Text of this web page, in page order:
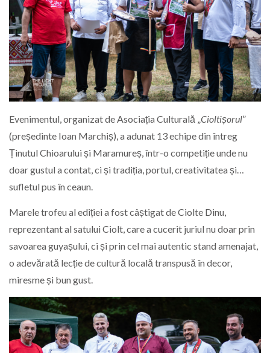
Evenimentul, organizat de Asociația Culturală „ Cioltișorul”
(președinte Ioan Marchiș), a adunat 13 echipe din întreg
Ținutul Chioarului și Maramureș, într-o competiție unde nu
doar gustul a contat, ci și tradiția, portul, creativitatea și…
sufletul pus în ceaun.
Marele trofeu al ediției a fost câștigat de Ciolte Dinu,
reprezentant al satului Ciolt, care a cucerit juriul nu doar prin
savoarea guyașului, ci și prin cel mai autentic stand amenajat,
o adevărată lecție de cultură locală transpusă în decor,
miresme și bun gust.